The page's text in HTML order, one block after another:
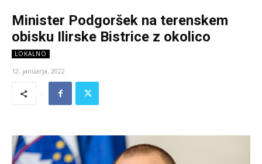
Minister Podgoršek na terenskem
obisku Ilirske Bistrice z okolico
LOKALNO
12. januarja, 2022